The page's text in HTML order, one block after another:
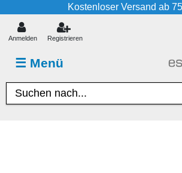
Kostenloser Versand ab
☰ Menü
Anmelden Registrieren